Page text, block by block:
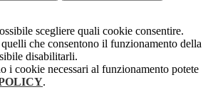
scegliere quali cookie consentire.
che consentono il funzionamento della
disabilitarli.
i cookie necessari al funzionamento potete
.